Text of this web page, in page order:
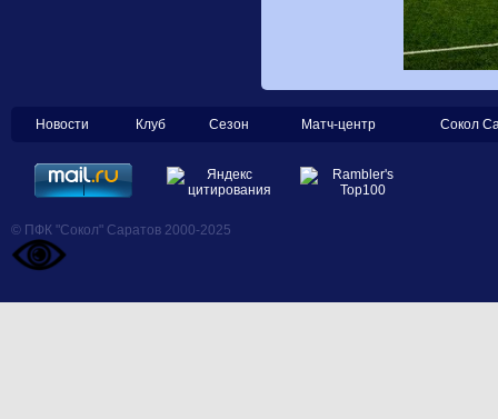
Новости Клуб Сезон Матч-центр Сокол
© ПФК "Сокол" Саратов 2000-2025